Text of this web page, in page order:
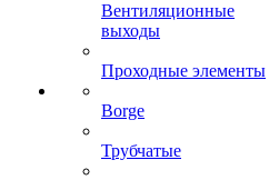
Вентиляционные
выходы
Проходные элементы
Borge
Трубчатые